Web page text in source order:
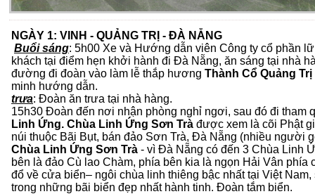
NGÀY 1: VINH - QUẢNG TRỊ - ĐÀ
Buổisáng: 5h00 Xe và Hướng dẫn viên Công ty cổ phần
khách tại điểm hẹn khởi hành đi Đà Nẵng, ăn sáng tại nhà
đường đi đoàn vào làm lễ thắp hương Thành Cổ Quảng Trị
minh
trưa: Đoàn ăn trưa tại
15h30 Đoàn đến nơi nhận phòng nghỉ ngơi, sau đó đi tham
Linh Ứng. Chùa Linh Ứng Sơn Trà được xem là cõi Phật
núi thuộc Bãi Bụt, bán đảo Sơn Trà, Đà Nẵng (nhiều người
Chùa Linh Ứng Sơn Trà - vì Đà Nẵng có đến 3 Chùa Linh
bên là đảo Cù lao Chàm, phía bên kia là ngọn Hải Vân phía
đổ về cửa biển– ngôi chùa linh thiêng bậc nhất tại Việt
trong những bãi biển đẹp nhất hành tinh. Đoàn tắm biển.